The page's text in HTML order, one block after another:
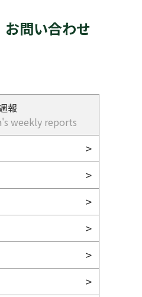
お問い合わせ
報
weekly reports